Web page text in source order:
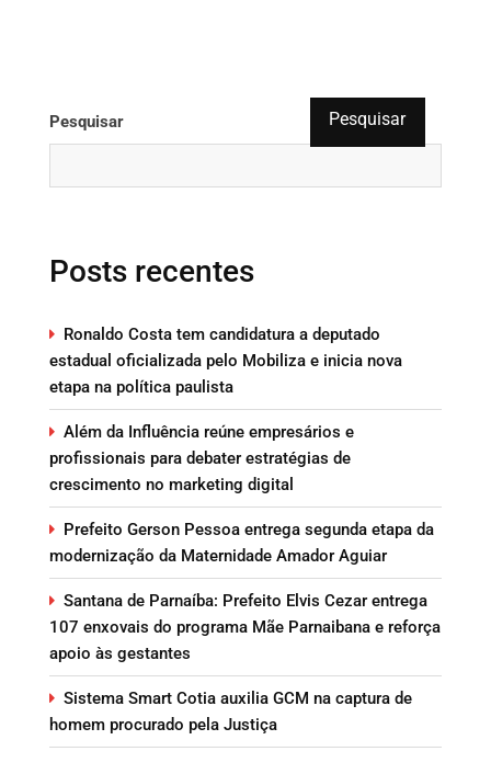
Pesquisar Pesquisar
Posts recentes
Ronaldo Costa tem candidatura a deputado
estadual oficializada pelo Mobiliza e inicia nova
etapa na política paulista
Além da Influência reúne empresários e
profissionais para debater estratégias de
crescimento no marketing digital
Prefeito Gerson Pessoa entrega segunda etapa da
modernização da Maternidade Amador Aguiar
Santana de Parnaíba: Prefeito Elvis Cezar entrega
107 enxovais do programa Mãe Parnaibana e reforça
apoio às gestantes
Sistema Smart Cotia auxilia GCM na captura de
homem procurado pela Justiça